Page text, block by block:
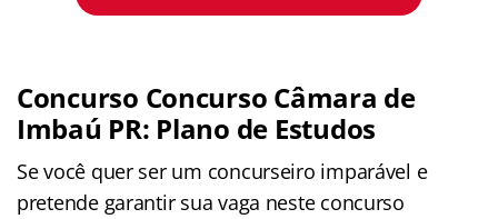
Concurso Concurso Câmara de
Imbaú PR: Plano de Estudos
Se você quer ser um concurseiro imparável e
pretende garantir sua vaga neste concurso